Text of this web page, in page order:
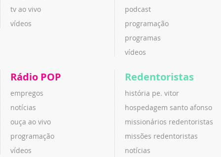
tv ao vivo
vídeos
podcast
programação
programas
vídeos
Rádio POP
empregos
notícias
ouça ao vivo
programação
vídeos
Redentoristas
história pe. vitor
hospedagem santo afonso
missionários redentoristas
missões redentoristas
notícias